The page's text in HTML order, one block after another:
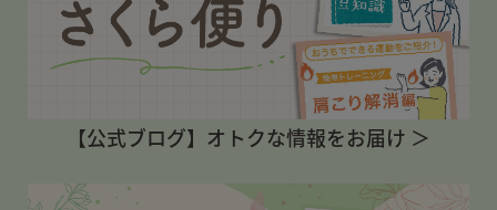
【公式ブログ】オトクな情報をお届け ＞